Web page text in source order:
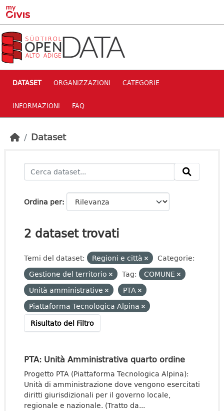
Skip to main content
DATASET ORGANIZZAZIONI CATEGORIE
INFORMAZIONI FAQ
Dataset
Ordina per
2 dataset trovati
Temi del dataset: Regioni e città
Categorie:
Gestione del territorio
Tag:
COMUNE
Unità amministrative
PTA
Piattaforma Tecnologica Alpina
Risultato del Filtro
PTA: Unità Amministrativa quarto ordine
Progetto PTA (Piattaforma Tecnologica Alpina):
Unità di amministrazione dove vengono esercitati
diritti giurisdizionali per il governo locale,
regionale e nazionale. (Tratto da...